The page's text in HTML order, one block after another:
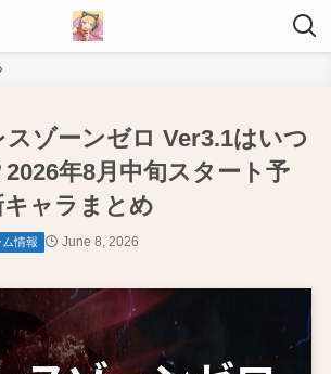
スゾーンゼロ Ver3.1はいつ
年8月中旬スタート予
キャラまとめ
情報 June 8, 2026